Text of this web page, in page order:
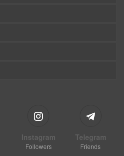
Instagram
Followers
Telegram
Friends